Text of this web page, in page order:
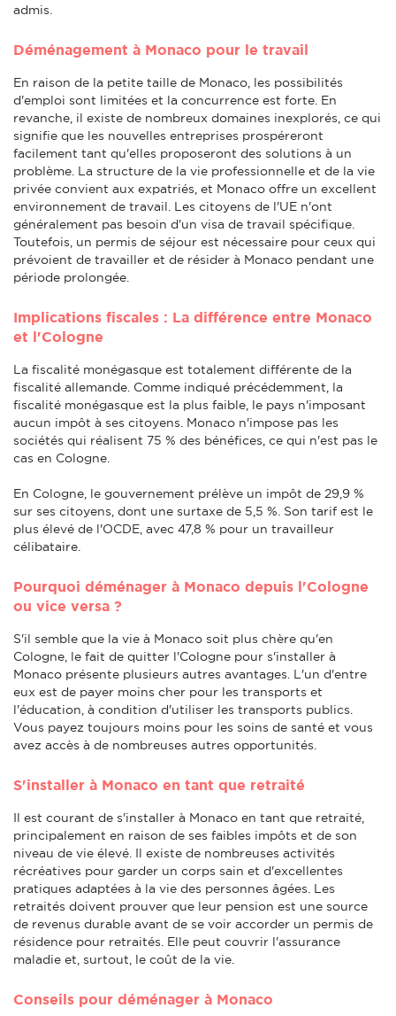
admis.
Déménagement à Monaco pour le travail
En raison de la petite taille de Monaco, les possibilités
d'emploi sont limitées et la concurrence est forte. En
revanche, il existe de nombreux domaines inexplorés, ce qui
signifie que les nouvelles entreprises prospéreront
facilement tant qu'elles proposeront des solutions à un
problème. La structure de la vie professionnelle et de la vie
privée convient aux expatriés, et Monaco offre un excellent
environnement de travail. Les citoyens de l'UE n'ont
généralement pas besoin d'un visa de travail spécifique.
Toutefois, un permis de séjour est nécessaire pour ceux qui
prévoient de travailler et de résider à Monaco pendant une
période prolongée.
Implications fiscales : La différence entre Monaco
et l'Cologne
La fiscalité monégasque est totalement différente de la
fiscalité allemande. Comme indiqué précédemment, la
fiscalité monégasque est la plus faible, le pays n'imposant
aucun impôt à ses citoyens. Monaco n'impose pas les
sociétés qui réalisent 75 % des bénéfices, ce qui n'est pas le
cas en Cologne.
En Cologne, le gouvernement prélève un impôt de 29,9 %
sur ses citoyens, dont une surtaxe de 5,5 %. Son tarif est le
plus élevé de l'OCDE, avec 47,8 % pour un travailleur
célibataire.
Pourquoi déménager à Monaco depuis l'Cologne
ou vice versa ?
S'il semble que la vie à Monaco soit plus chère qu'en
Cologne, le fait de quitter l'Cologne pour s'installer à
Monaco présente plusieurs autres avantages. L'un d'entre
eux est de payer moins cher pour les transports et
l'éducation, à condition d'utiliser les transports publics.
Vous payez toujours moins pour les soins de santé et vous
avez accès à de nombreuses autres opportunités.
S'installer à Monaco en tant que retraité
Il est courant de s'installer à Monaco en tant que retraité,
principalement en raison de ses faibles impôts et de son
niveau de vie élevé. Il existe de nombreuses activités
récréatives pour garder un corps sain et d'excellentes
pratiques adaptées à la vie des personnes âgées. Les
retraités doivent prouver que leur pension est une source
de revenus durable avant de se voir accorder un permis de
résidence pour retraités. Elle peut couvrir l'assurance
maladie et, surtout, le coût de la vie.
Conseils pour déménager à Monaco